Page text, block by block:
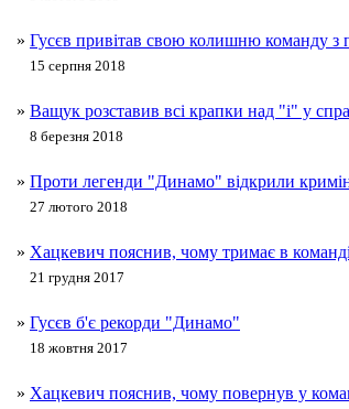
» Гусєв привітав свою колишню команду з
15 серпня 2018
» Ващук розставив всі крапки над "і" у
8 березня 2018
» Проти легенди "Динамо" відкрили
27 лютого 2018
» Хацкевич пояснив, чому тримає в
21 грудня 2017
» Гусєв б'є рекорди "Динамо"
18 жовтня 2017
» Хацкевич пояснив, чому повернув у